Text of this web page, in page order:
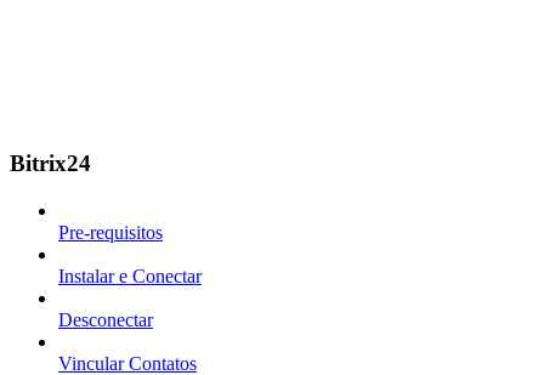
Bitrix24
Pre-requisitos
Instalar e Conectar
Desconectar
Vincular Contatos